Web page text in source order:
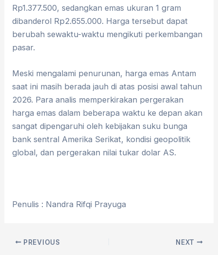
Rp1.377.500, sedangkan emas ukuran 1 gram
dibanderol Rp2.655.000. Harga tersebut dapat
berubah sewaktu-waktu mengikuti perkembangan
pasar.
Meski mengalami penurunan, harga emas Antam
saat ini masih berada jauh di atas posisi awal tahun
2026. Para analis memperkirakan pergerakan
harga emas dalam beberapa waktu ke depan akan
sangat dipengaruhi oleh kebijakan suku bunga
bank sentral Amerika Serikat, kondisi geopolitik
global, dan pergerakan nilai tukar dolar AS.
Penulis : Nandra Rifqi Prayuga
PREVIOUS NEXT